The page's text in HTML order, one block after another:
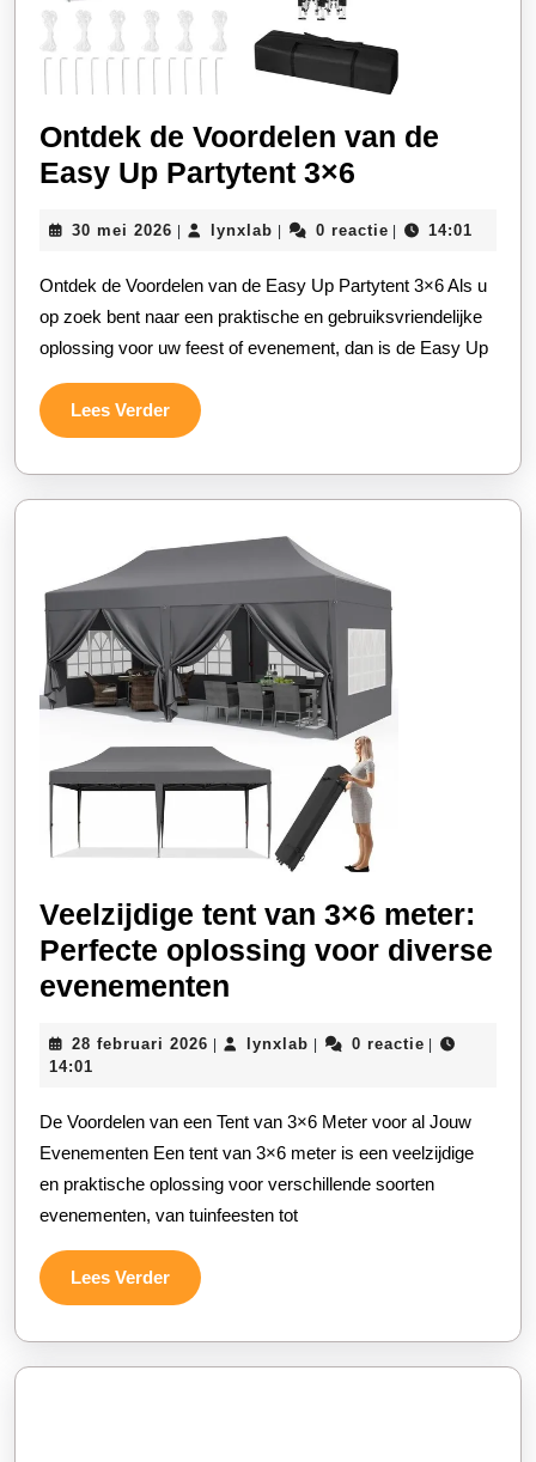
Ontdek de Voordelen van de
Easy Up Partytent 3×6
Voordelen
van
de
Easy
30 mei 2026 30
2026
lynxlab lynxlab0 reactie 14:01
Ontdek de Voordelen van de Easy Up Partytent 3×6 Als u
op zoek bent naar een praktische en gebruiksvriendelijke
oplossing voor uw feest of evenement, dan is de Easy Up
Lees VerderLees
Verder
Veelzijdige tent van 3×6 meter:
Perfecte oplossing voor diverse
evenementen
van
meter:
Perfecte
oplossing
28 februari 2026 28
lynxlab lynxlab0 reactie
14:01
De Voordelen van een Tent van 3×6 Meter voor al Jouw
Evenementen Een tent van 3×6 meter is een veelzijdige
en praktische oplossing voor verschillende soorten
evenementen, van tuinfeesten tot
Lees VerderLees
Verder